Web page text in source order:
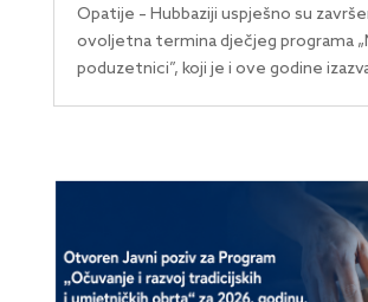
Opatije – Hubbaziji uspješno su
ovoljetna termina dječjeg programa
poduzetnici”, koji je i ove godine